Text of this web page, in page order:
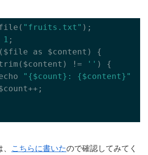
"fruits.txt" );
1
as $content) {
!= '' ) {
"{$count}: {$content}"
こちらに書いたので確認してみてく